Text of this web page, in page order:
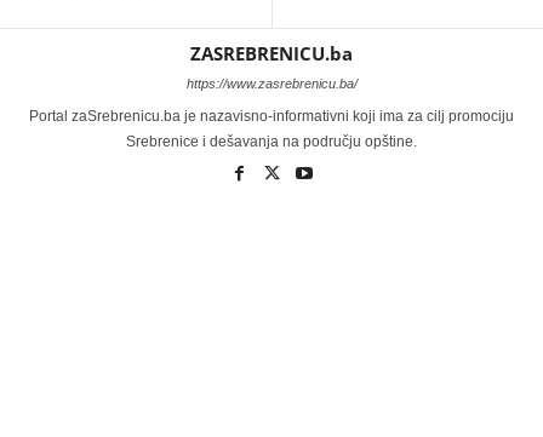
ZASREBRENICU.ba
https://www.zasrebrenicu.ba/
Portal zaSrebrenicu.ba je nazavisno-informativni koji ima za cilj promociju
Srebrenice i dešavanja na području opštine.